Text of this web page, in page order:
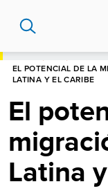
contenido
principal
EL POTENCIAL DE LA
LATINA Y EL CARIBE
El
Latina